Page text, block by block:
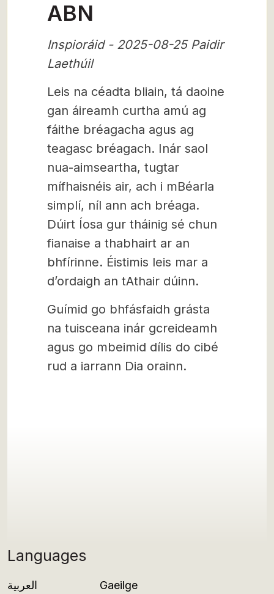
Languages
العربية
Gaeilge
ABN
Inspioráid - 2025-08-25 Paidir
Laethúil
Leis na céadta bliain, tá daoine
gan áireamh curtha amú ag
fáithe bréagacha agus ag
teagasc bréagach. Inár saol
nua-aimseartha, tugtar
mífhaisnéis air, ach i mBéarla
simplí, níl ann ach bréaga.
Dúirt Íosa gur tháinig sé chun
fianaise a thabhairt ar an
bhfírinne. Éistimis leis mar a
d’ordaigh an tAthair dúinn.
Guímid go bhfásfaidh grásta
na tuisceana inár gcreideamh
agus go mbeimid dílis do cibé
rud a iarrann Dia orainn.